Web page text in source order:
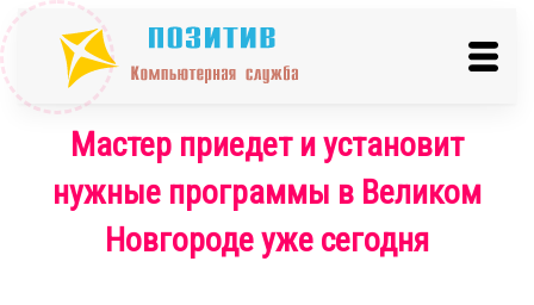
Мастер приедет и установит
нужные программы в Великом
Новгороде уже сегодня